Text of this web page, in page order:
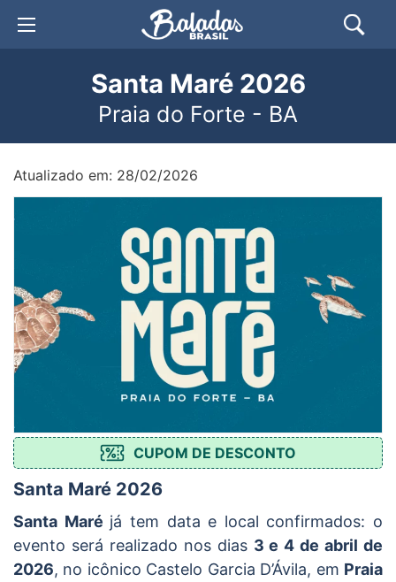
Santa Maré 2026
Praia do Forte - BA
Atualizado em: 28/02/2026
CUPOM DE DESCONTO
Santa Maré 2026
Santa Maré já tem data e local confirmados: o
evento será realizado nos dias 3 e 4 de abril de
2026, no icônico Castelo Garcia D’Ávila, em Praia